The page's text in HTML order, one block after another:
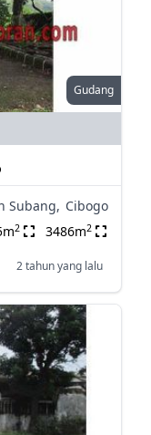
Gudang
Subang, Cibogo
2 3486m2
2 tahun yang lalu